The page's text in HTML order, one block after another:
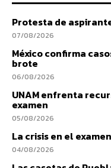
Protesta de
07/08/2026
México confirma
brote
06/08/2026
UNAM enfrenta
examen
05/08/2026
La crisis en el
04/08/2026